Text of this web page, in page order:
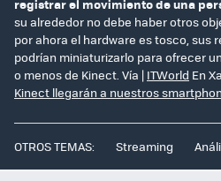
registrar el movimiento de una
su alrededor no debe haber otros
por ahora el hardware es tosco, sus
podrían miniaturizarlo para ofrecer
o menos de Kinect. Vía | ITWorld En
Kinect llegarán a nuestros
OTROS TEMAS: Streaming